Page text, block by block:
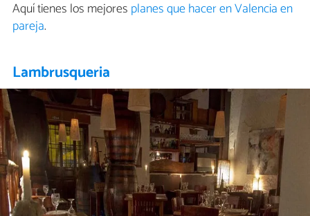
Aquí tienes los mejores planes que hacer en Valencia en
pareja.
Lambrusqueria